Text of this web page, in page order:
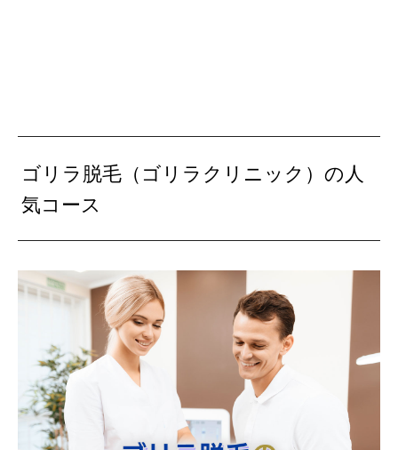
ゴリラ脱毛（ゴリラクリニック）の人
気コース